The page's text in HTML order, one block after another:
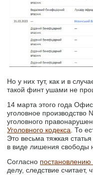
Но у них тут, как и в
такой финт ушами не
14 марта этого года
уголовное
уголовного
Уголовного кодекса . То
Это весьма тяжкая
в виде лишения свободы
Согласно постановлению
делу, следствие